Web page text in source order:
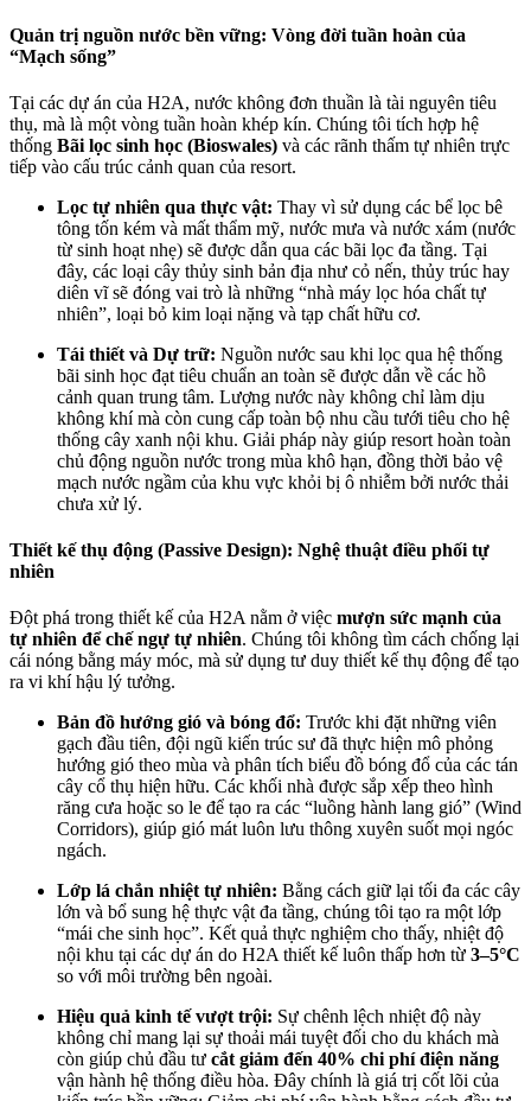
Quản trị nguồn nước bền vững: Vòng đời tuần hoàn của
“Mạch sống”
Tại các dự án của H2A, nước không đơn thuần là tài nguyên tiêu
thụ, mà là một vòng tuần hoàn khép kín. Chúng tôi tích hợp hệ
thống Bãi lọc sinh học (Bioswales) và các rãnh thấm tự nhiên trực
tiếp vào cấu trúc cảnh quan của resort.
Lọc tự nhiên qua thực vật: Thay vì sử dụng các bể lọc bê
tông tốn kém và mất thẩm mỹ, nước mưa và nước xám (nước
từ sinh hoạt nhẹ) sẽ được dẫn qua các bãi lọc đa tầng. Tại
đây, các loại cây thủy sinh bản địa như cỏ nến, thủy trúc hay
diên vĩ sẽ đóng vai trò là những “nhà máy lọc hóa chất tự
nhiên”, loại bỏ kim loại nặng và tạp chất hữu cơ.
Tái thiết và Dự trữ: Nguồn nước sau khi lọc qua hệ thống
bãi sinh học đạt tiêu chuẩn an toàn sẽ được dẫn về các hồ
cảnh quan trung tâm. Lượng nước này không chỉ làm dịu
không khí mà còn cung cấp toàn bộ nhu cầu tưới tiêu cho hệ
thống cây xanh nội khu. Giải pháp này giúp resort hoàn toàn
chủ động nguồn nước trong mùa khô hạn, đồng thời bảo vệ
mạch nước ngầm của khu vực khỏi bị ô nhiễm bởi nước thải
chưa xử lý.
Thiết kế thụ động (Passive Design): Nghệ thuật điều phối tự
nhiên
Đột phá trong thiết kế của H2A nằm ở việc mượn sức mạnh của
tự nhiên để chế ngự tự nhiên. Chúng tôi không tìm cách chống lại
cái nóng bằng máy móc, mà sử dụng tư duy thiết kế thụ động để tạo
ra vi khí hậu lý tưởng.
Bản đồ hướng gió và bóng đổ: Trước khi đặt những viên
gạch đầu tiên, đội ngũ kiến trúc sư đã thực hiện mô phỏng
hướng gió theo mùa và phân tích biểu đồ bóng đổ của các tán
cây cổ thụ hiện hữu. Các khối nhà được sắp xếp theo hình
răng cưa hoặc so le để tạo ra các “luồng hành lang gió” (Wind
Corridors), giúp gió mát luôn lưu thông xuyên suốt mọi ngóc
ngách.
Lớp lá chắn nhiệt tự nhiên: Bằng cách giữ lại tối đa các cây
lớn và bổ sung hệ thực vật đa tầng, chúng tôi tạo ra một lớp
“mái che sinh học”. Kết quả thực nghiệm cho thấy, nhiệt độ
nội khu tại các dự án do H2A thiết kế luôn thấp hơn từ 3–5°C
so với môi trường bên ngoài.
Hiệu quả kinh tế vượt trội: Sự chênh lệch nhiệt độ này
không chỉ mang lại sự thoải mái tuyệt đối cho du khách mà
còn giúp chủ đầu tư cắt giảm đến 40% chi phí điện năng
vận hành hệ thống điều hòa. Đây chính là giá trị cốt lõi của